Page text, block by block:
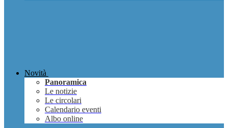
Novità
Panoramica
Le notizie
Le circolari
Calendario eventi
Albo online